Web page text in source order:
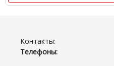
Контакты:
Телефоны: